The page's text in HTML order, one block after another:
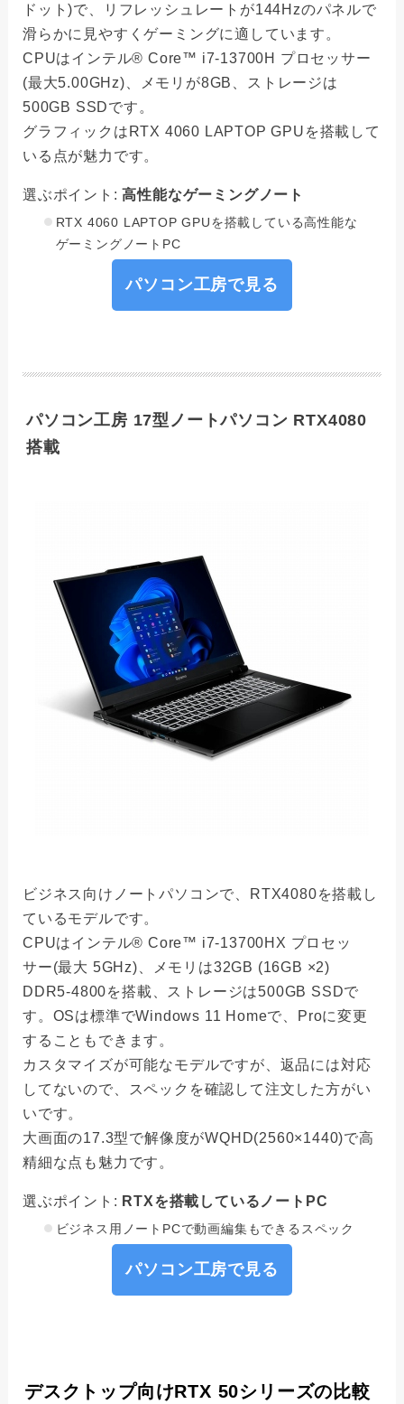
ドット)で、リフレッシュレートが144Hzのパネルで
滑らかに見やすくゲーミングに適しています。
CPUはインテル® Core™ i7-13700H プロセッサー
(最大5.00GHz)、メモリが8GB、ストレージは
500GB SSDです。
グラフィックはRTX 4060 LAPTOP GPUを搭載して
いる点が魅力です。
選ぶポイント:高性能なゲーミングノート
RTX 4060 LAPTOP GPUを搭載している高性能な
ゲーミングノートPC
パソコン工房で見る
パソコン工房 17型ノートパソコン RTX4080
搭載
ビジネス向けノートパソコンで、RTX4080を搭載し
ているモデルです。
CPUはインテル® Core™ i7-13700HX プロセッ
サー(最大 5GHz)、メモリは32GB (16GB ×2)
DDR5-4800を搭載、ストレージは500GB SSDで
す。OSは標準でWindows 11 Homeで、Proに変更
することもできます。
カスタマイズが可能なモデルですが、返品には対応
してないので、スペックを確認して注文した方がい
いです。
大画面の17.3型で解像度がWQHD(2560×1440)で高
精細な点も魅力です。
選ぶポイント: RTXを搭載しているノートPC
ビジネス用ノートPCで動画編集もできるスペック
パソコン工房で見る
デスクトップ向けRTX 50シリーズの比較